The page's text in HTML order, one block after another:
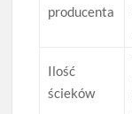
producenta
Ilość
ścieków